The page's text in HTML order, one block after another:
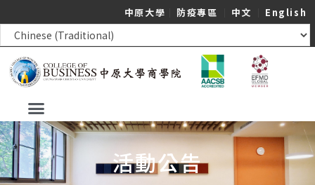
中原大學 防疫專區 中文 English
活動公告